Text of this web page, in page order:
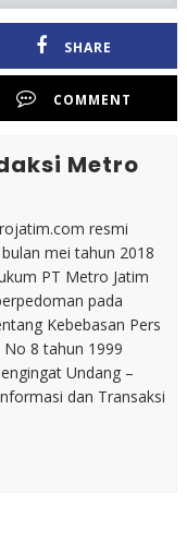
SHARE
COMMENT
Metro
resmi
mei tahun 2018
PT Metro Jatim
pada
Kebebasan Pers
No 8 tahun 1999
Undang –
dan Transaksi